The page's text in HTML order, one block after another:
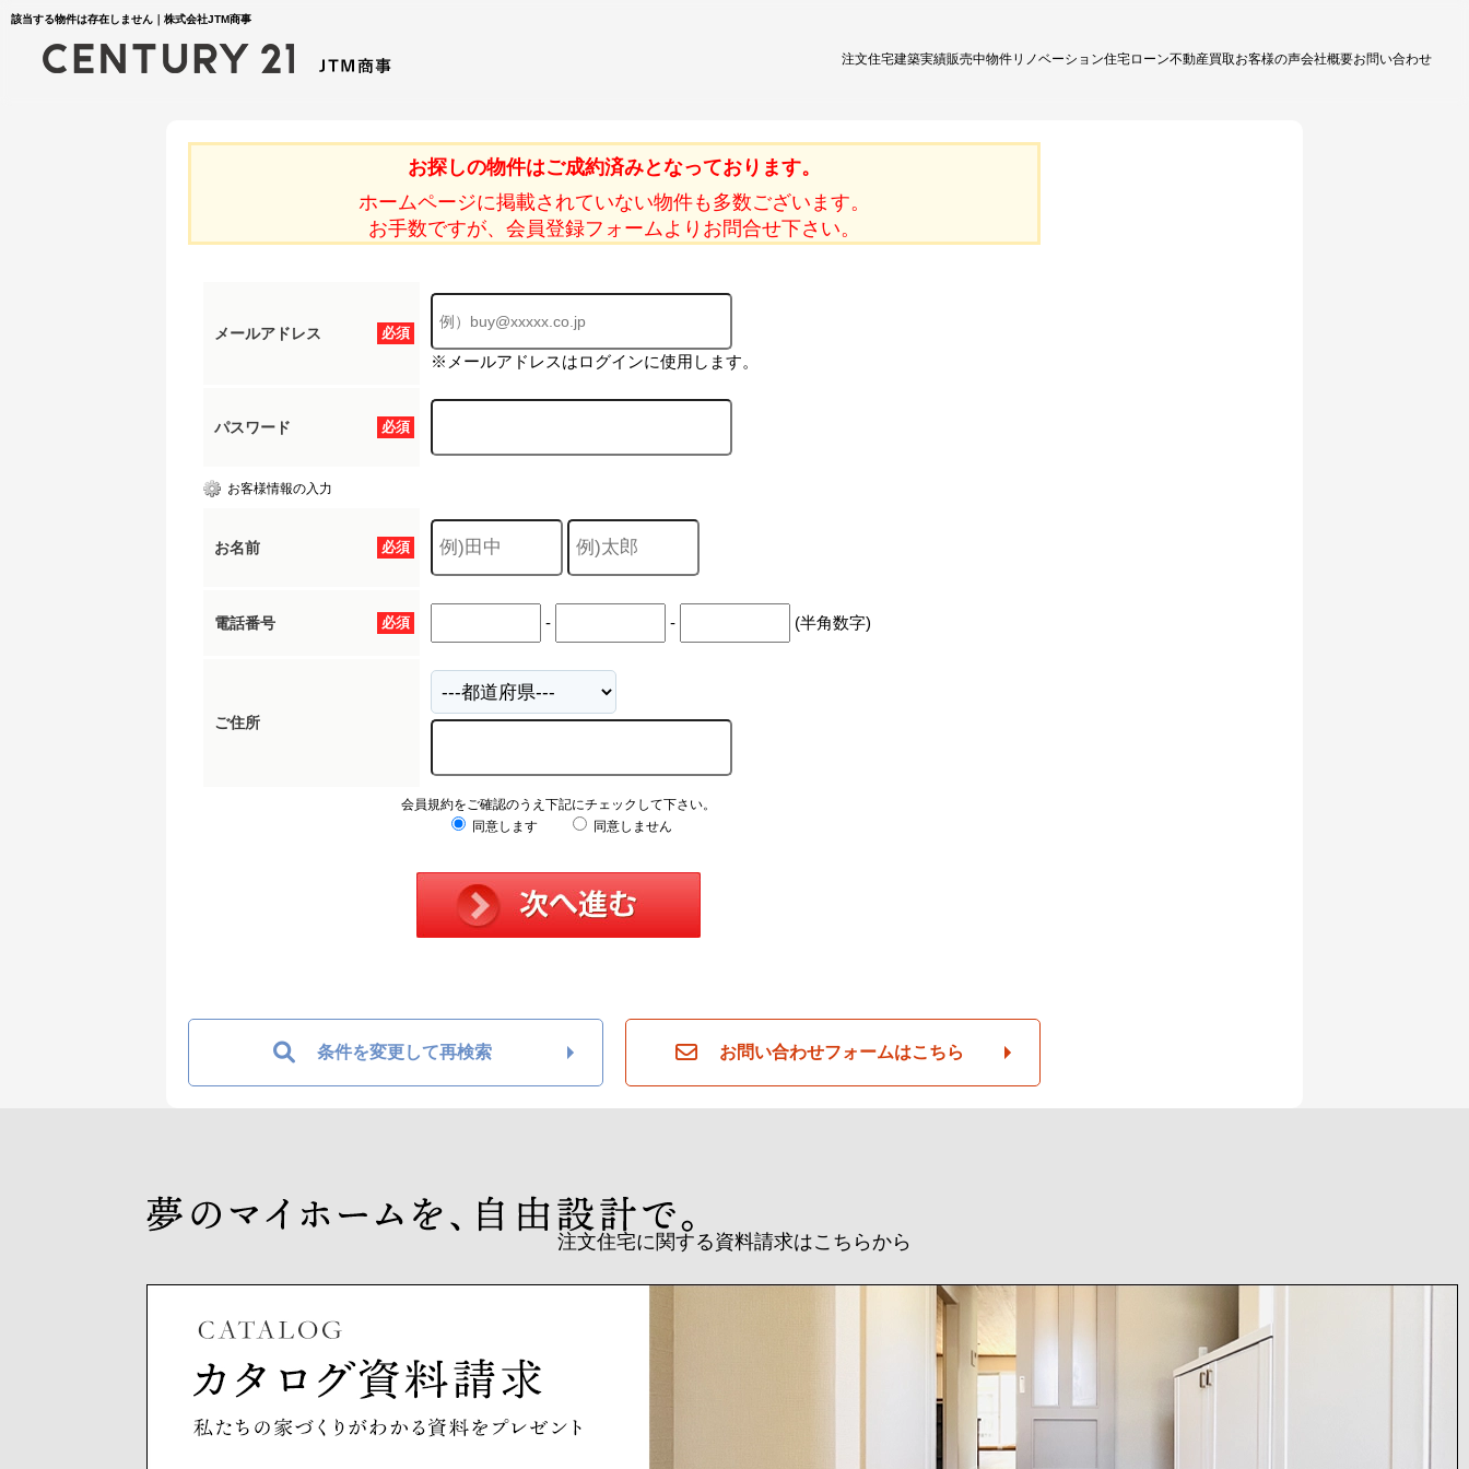
該当する物件は存在しません｜株式会社JTM商事
注文住宅建築実績販売中物件リノベーション住宅ローン不動産買取お客様の声会社概要お問い合わせ
お探しの物件はご成約済みとなっております。
ホームページに掲載されていない物件も多数ございます。
お手数ですが、会員登録フォームよりお問合せ下さい。
必須
メールアドレス
※メールアドレスはログインに使用します。
必須
パスワード
お客様情報の入力
必須
お名前
必須
電話番号 - - (半角数字)
ご住所
会員規約をご確認のうえ下記にチェックして下さい。
同意します
同意しません
条件を変更して再検索 お問い合わせフォームはこちら
注文住宅に関する資料請求はこちらから